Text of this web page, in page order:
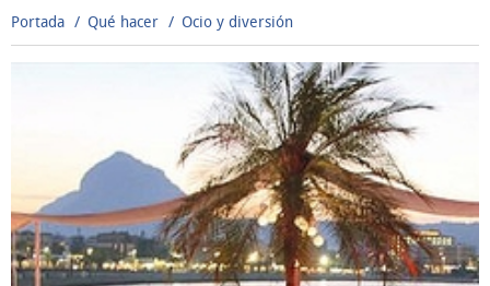
Portada Qué hacer Ocio y diversión